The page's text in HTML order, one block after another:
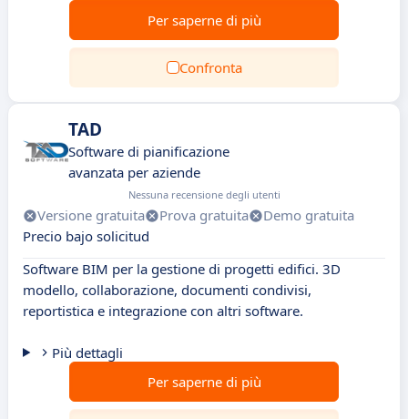
Per saperne di più
Confronta
TAD
Software di pianificazione
avanzata per aziende
Nessuna recensione degli utenti
Versione gratuita Prova gratuita
Demo gratuita
Precio bajo solicitud
Software BIM per la gestione di progetti edifici. 3D
modello, collaborazione, documenti condivisi,
reportistica e integrazione con altri software.
Più dettagli
Per saperne di più